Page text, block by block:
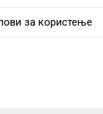
за користење